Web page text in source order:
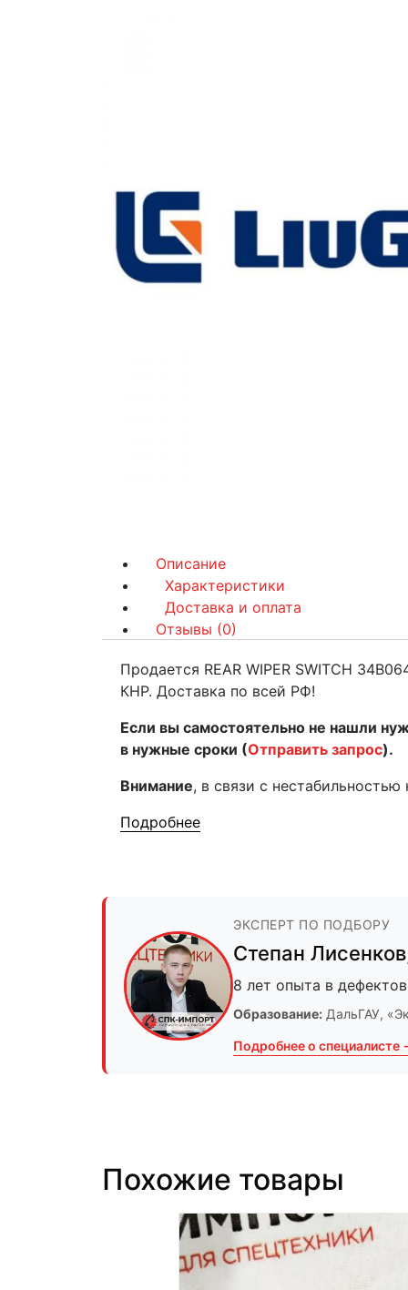
Описание
Характеристики
Доставка и оплата
Отзывы (0)
Продается REAR WIPER SWITCH
КНР. Доставка по всей РФ!
Если вы самостоятельно не нашли
в нужные сроки (Отправить запрос).
Внимание, в связи с
Подробнее
ЭКСПЕРТ ПО ПОДБОРУ
Степан Лисенков
8 лет опыта в
Образование: ДальГАУ,
Подробнее о специалисте
Похожие товары